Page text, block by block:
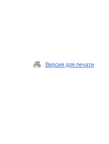
Версия для печати